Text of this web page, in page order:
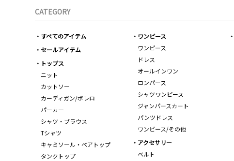
CATEGORY
すべてのアイテム
セールアイテム
トップス
ニット
カットソー
カーディガン/ボレロ
パーカー
シャツ・ブラウス
Tシャツ
キャミソール・ベアトップ
タンクトップ
ワンピース
ワンピース
ドレス
オールインワン
ロンパース
シャツワンピース
ジャンパースカート
パンツドレス
ワンピース/その他
アクセサリー
ベルト